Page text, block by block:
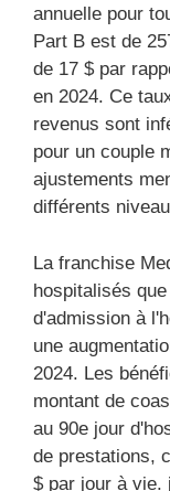
annuelle pour
Part B est de
de 17 $ par
en 2024. Ce
revenus sont
pour un couple
ajustements
différents
La franchise
hospitalisés
d'admission à
une
2024. Les
montant de
au 90e jour
de prestations,
$ par jour à vie.